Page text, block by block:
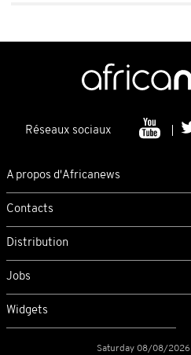
Réseaux sociaux
A propos d'Africanews
Contacts
Distribution
Jobs
Widgets
Saturday 08/08/2026